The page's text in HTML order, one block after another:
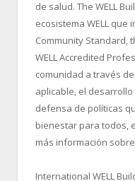
de salud. The WELL
ecosistema WELL que
Community Standard,
WELL Accredited
comunidad a través
aplicable, el
defensa de políticas
bienestar para todos,
más información sobre
International WELL